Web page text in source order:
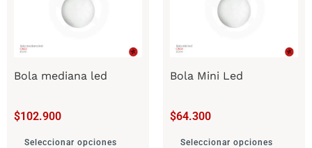
Bola mediana led
$102.900
Seleccionar opciones
Bola Mini Led
$64.300
Seleccionar opciones